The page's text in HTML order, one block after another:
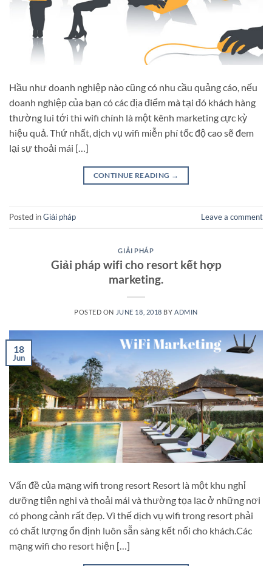
Hầu như doanh nghiệp nào cũng có nhu cầu quảng cáo, nếu
doanh nghiệp của bạn có các địa điểm mà tại đó khách hàng
thường lui tới thì wifi chính là một kênh marketing cực kỳ
hiệu quả. Thứ nhất, dịch vụ wifi miễn phí tốc độ cao sẽ đem
lại sự thoải mái […]
CONTINUE READING →
Posted inGiải pháp Leave a comment
GIẢI PHÁP
Giải pháp wifi cho resort kết hợp
marketing.
POSTED ON JUNE 18, 2018 BYADMIN
18
Jun
Vấn đề của mạng wifi trong resort Resort là một khu nghỉ
dưỡng tiện nghi và thoải mái và thường tọa lạc ở những nơi
có phong cảnh rất đẹp. Vì thế dịch vụ wifi trong resort phải
có chất lượng ổn định luôn sẵn sàng kết nối cho khách.Các
mạng wifi cho resort hiện […]